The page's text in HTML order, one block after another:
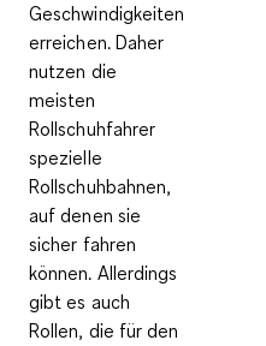
Geschwindigkeiten
erreichen. Daher
nutzen die
meisten
Rollschuhfahrer
spezielle
Rollschuhbahnen,
auf denen sie
sicher fahren
können. Allerdings
gibt es auch
Rollen, die für den